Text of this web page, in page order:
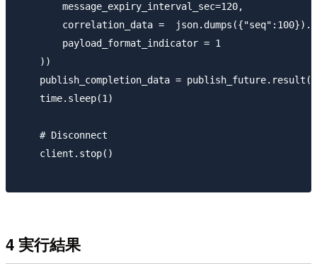
        message_expiry_interval_sec=120,
correlation_data =
        payload_format_indicator = 1
    ))
publish_completion_data =
    time.sleep(1)
    # Disconnect
    client.stop()
4 実行結果